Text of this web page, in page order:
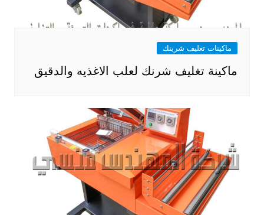
ماكينات تغليف شرينك
ماكينة تغليف شرنك لعلب الاغذيه والدقيق